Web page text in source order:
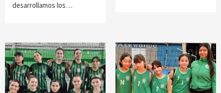
desarrollamos los…